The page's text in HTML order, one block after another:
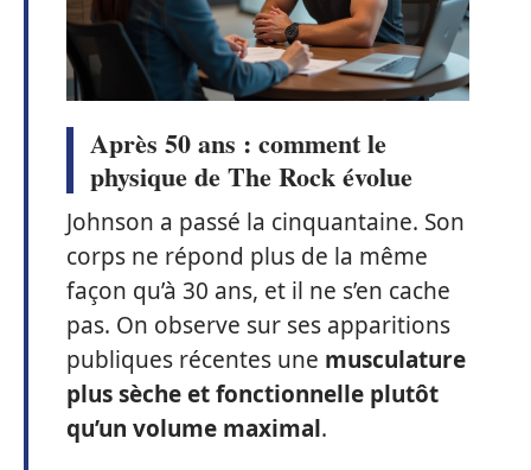
Après 50 ans : comment le
physique de The Rock évolue
Johnson a passé la cinquantaine. Son
corps ne répond plus de la même
façon qu’à 30 ans, et il ne s’en cache
pas. On observe sur ses apparitions
publiques récentes une musculature
plus sèche et fonctionnelle plutôt
qu’un volume maximal.